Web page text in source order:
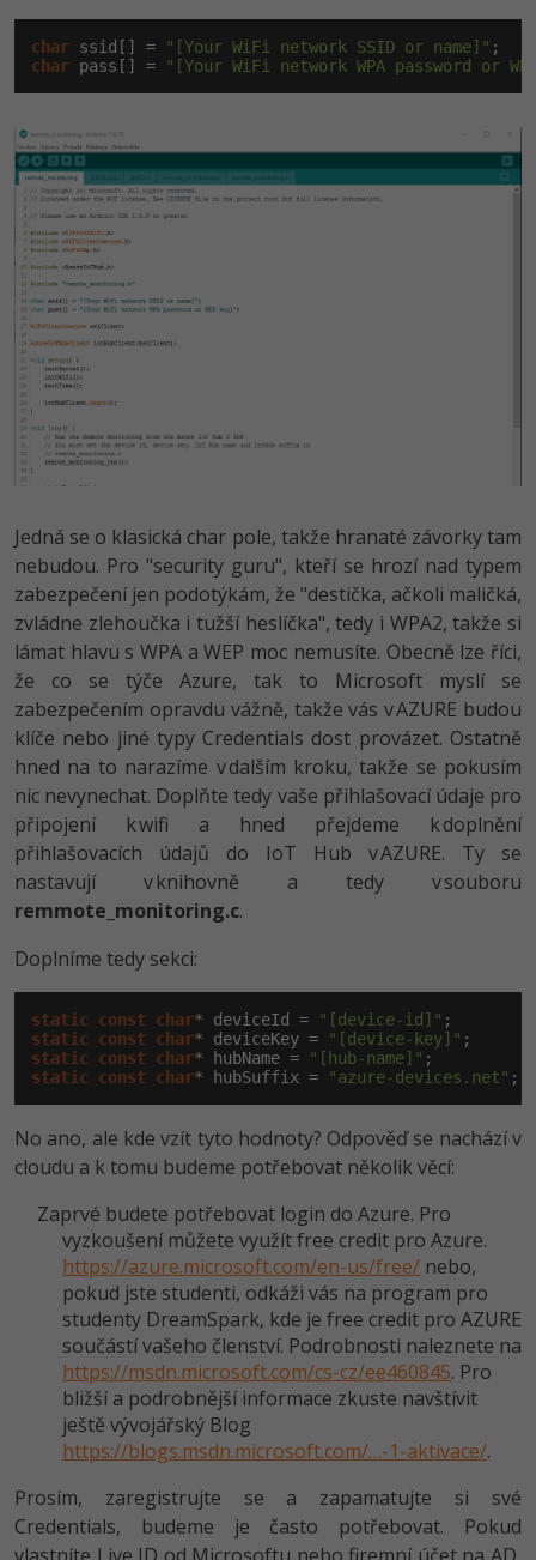
char ssid[] = "[Your WiFi network SSID or name]"
char pass[] = "[Your WiFi network WPA password or
Jedná se o klasická char pole, takže hranaté závorky tam
nebudou. Pro "security guru", kteří se hrozí nad typem
zabezpečení jen podotýkám, že "destička, ačkoli maličká,
zvládne zlehoučka i tužší heslíčka", tedy i WPA2, takže si
lámat hlavu s WPA a WEP moc nemusíte. Obecně lze říci,
že co se týče Azure, tak to Microsoft myslí se
zabezpečením opravdu vážně, takže vás v AZURE budou
klíče nebo jiné typy Credentials dost provázet. Ostatně
hned na to narazíme v dalším kroku, takže se pokusím
nic nevynechat. Doplňte tedy vaše přihlašovací údaje pro
připojení k wifi a hned přejdeme k doplnění
přihlašovacích údajů do IoT Hub v AZURE. Ty se
nastavují v knihovně a tedy v souboru
remmote_monito­ring.c.
Doplníme tedy sekci:
static const char* deviceId = "[device-id]"
static
const char* deviceKey = "[device-key]"
static
const char* hubName = "[hub-name]"
static
const char* hubSuffix = "azure-devices.net" ;
No ano, ale kde vzít tyto hodnoty? Odpověď se nachází v
cloudu a k tomu budeme potřebovat několik věcí:
Zaprvé budete potřebovat login do Azure. Pro
vyzkoušení můžete využít free credit pro Azure.
https://azure.microsoft.com/en-us/free/ nebo,
pokud jste studenti, odkáži vás na program pro
studenty DreamSpark, kde je free credit pro AZURE
součástí vašeho členství. Podrobnosti naleznete na
https://msdn.microsoft.com/cs-cz/ee460845. Pro
bližší a podrobnější informace zkuste navštívit
ještě vývojářský Blog
https://blogs.msdn.microsoft.com/…-1-aktivace/.
Prosím, zaregistrujte se a zapamatujte si své
Credentials, budeme je často potřebovat. Pokud